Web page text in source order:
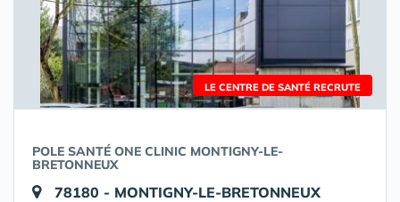
LE CENTRE DE SANTÉ RECRUTE
POLE SANTÉ ONE CLINIC MONTIGNY-LE-
BRETONNEUX
78180 - MONTIGNY-LE-BRETONNEUX